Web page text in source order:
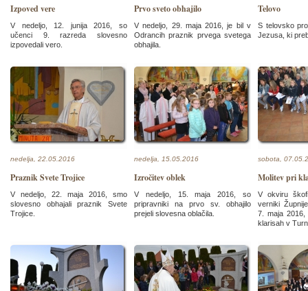
Izpoved vere
V nedeljo, 12. junija 2016, so
učenci 9. razreda slovesno
izpovedali vero.
Prvo sveto obhajilo
V nedeljo, 29. maja 2016, je bil v
Odrancih praznik prvega svetega
obhajila.
Telovo
S telovsko
Jezusa, ki
nedelja, 22.05.2016
Praznik Svete Trojice
V nedeljo, 22. maja 2016, smo
slovesno obhajali praznik Svete
Trojice.
nedelja, 15.05.2016
Izročitev oblek
V nedeljo, 15. maja 2016, so
pripravniki na prvo sv. obhajilo
prejeli slovesna oblačila.
sobota,
Molitev pri
V okviru
verniki
7. maja 2016,
klarisah v